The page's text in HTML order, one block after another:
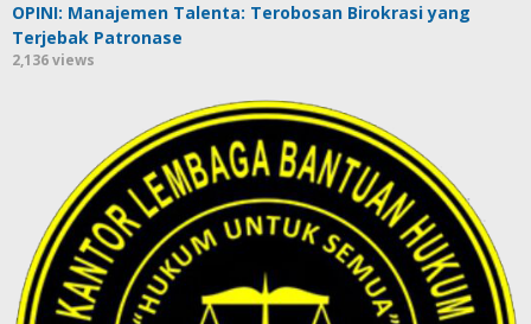
OPINI: Manajemen Talenta: Terobosan Birokrasi yang
Terjebak Patronase
2,136 views